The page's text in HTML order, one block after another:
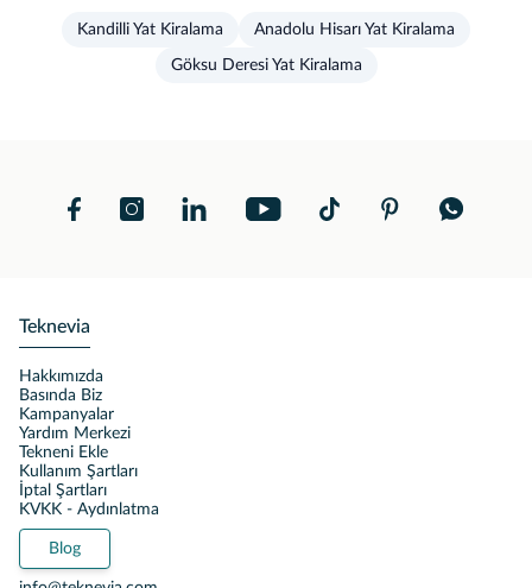
Kandilli Yat Kiralama Anadolu Hisarı Yat Kiralama
Göksu Deresi Yat Kiralama
Teknevia
Hakkımızda
Basında Biz
Kampanyalar
Yardım Merkezi
Tekneni Ekle
Kullanım Şartları
İptal Şartları
KVKK - Aydınlatma
Blog